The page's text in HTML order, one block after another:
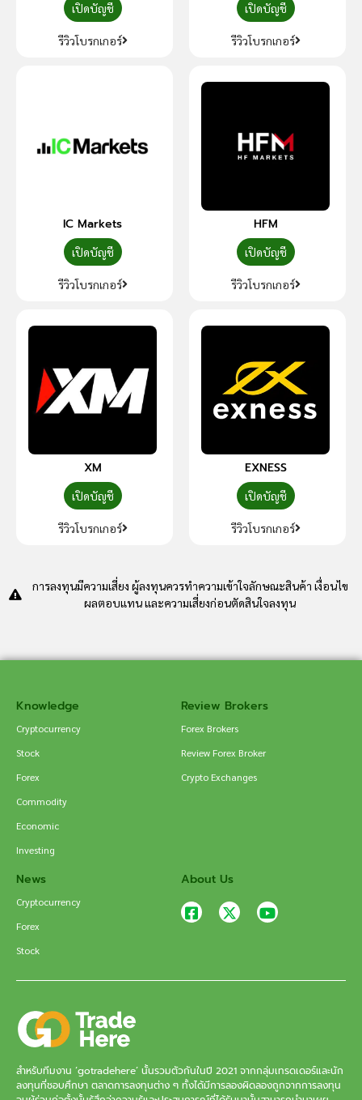
เปิดบัญชี
รีวิวโบรกเกอร์
เปิดบัญชี
รีวิวโบรกเกอร์
IC Markets
เปิดบัญชี
รีวิวโบรกเกอร์
HFM
เปิดบัญชี
รีวิวโบรกเกอร์
XM
เปิดบัญชี
รีวิวโบรกเกอร์
EXNESS
เปิดบัญชี
รีวิวโบรกเกอร์
การลงทุนมีความเสี่ยง ผู้ลงทุนควรทำความเข้าใจลักษณะสินค้า เงื่อนไข
ผลตอบแทน และความเสี่ยงก่อนตัดสินใจลงทุน
Knowledge
Cryptocurrency
Stock
Forex
Commodity
Economic
Investing
Review Brokers
Forex Brokers
Review Forex Broker
Crypto Exchanges
News
Cryptocurrency
Forex
Stock
About Us
สำหรับทีมงาน ‘gotradehere’ นั้นรวมตัวกันในปี 2021 จากกลุ่มเทรดเดอร์และนัก
ลงทุนที่ชอบศึกษา ตลาดการลงทุนต่าง ๆ ทั้งได้มีการลองผิดลองถูกจากการลงทุน